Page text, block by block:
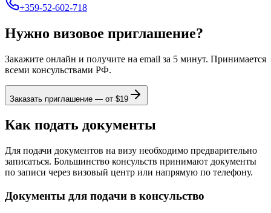
+359-52-602-718
Нужно визовое приглашение?
Закажите онлайн и получите на email за 5 минут. Принимается
всеми консульствами РФ.
Заказать приглашение — от $19
Как подать документы
Для подачи документов на визу необходимо предварительно
записаться. Большинство консульств принимают документы
по записи через визовый центр или напрямую по телефону.
Документы для подачи в консульство